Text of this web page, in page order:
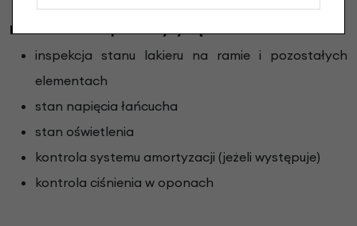
Lista kontrolna przed wysyłką
inspekcja stanu lakieru na ramie i pozostałych
elementach
stan napięcia łańcucha
stan oświetlenia
kontrola systemu amortyzacji (jeżeli występuje)
kontrola ciśnienia w oponach